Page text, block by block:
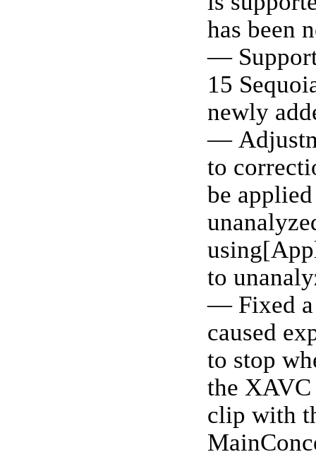
has been
—
15
newly
—
to
be
to
— Fixed a
caused
to stop
the
clip with